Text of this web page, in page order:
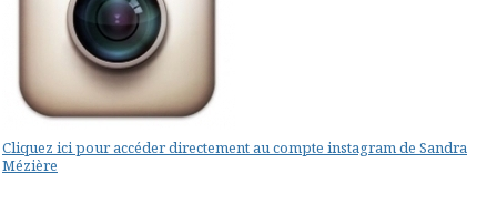
Cliquez ici pour accéder directement au compte instagram de Sandra
Mézière